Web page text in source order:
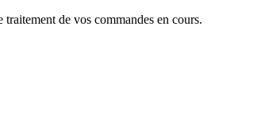
de vos commandes en cours.